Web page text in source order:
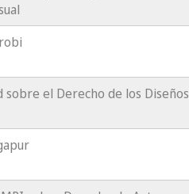
sobre el Derecho de los Diseños